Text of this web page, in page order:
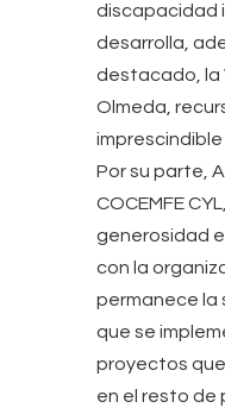
discapacidad
desarrolla,
destacado, la
Olmeda,
Por su parte,
COCEMFE
generosidad
con la
permanece la
que se
proyectos
en el resto de